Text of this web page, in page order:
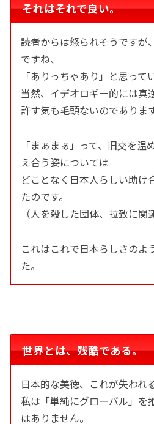
それはそれで良い。
読者からは怒られそうですが
ですね、
「ありっちゃあり」と思って
当然、イデオロギー的には真
許す気も毛頭ないのでありま
「まぁまぁ」って、旧交を
え合う姿については
どことなく日本人らしい助け
たのです。
（人を殺した団体、拉致に関
これはこれで日本らしさのよ
た。
世界とは、残酷である。
日本的な美徳、これが失われ
私は「単純にグローバル」を
はありません。